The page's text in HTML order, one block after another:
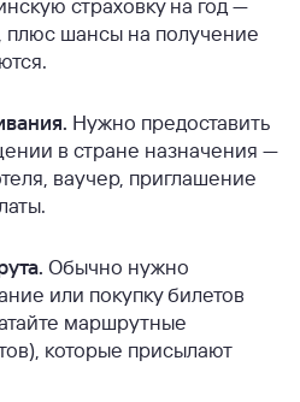
страховку на год —
плюс шансы на получение
Нужно предоставить
в стране назначения —
ваучер, приглашение
Обычно нужно
или покупку билетов
маршрутные
которые присылают